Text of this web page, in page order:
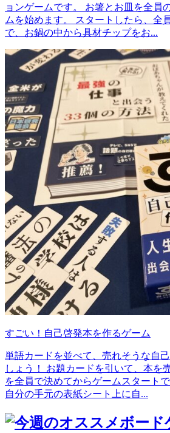
ョンゲームです。 お箸とお皿を全員
ムを始めます。 スタートしたら、全
で、お鍋の中から具材チップをお...
すごい！自己啓発本を作るゲーム
単語カードを並べて、売れそうな自
しょう！ お題カードを引いて、本を
を全員で決めてからゲームスタート
自分の手元の表紙シート上に自...